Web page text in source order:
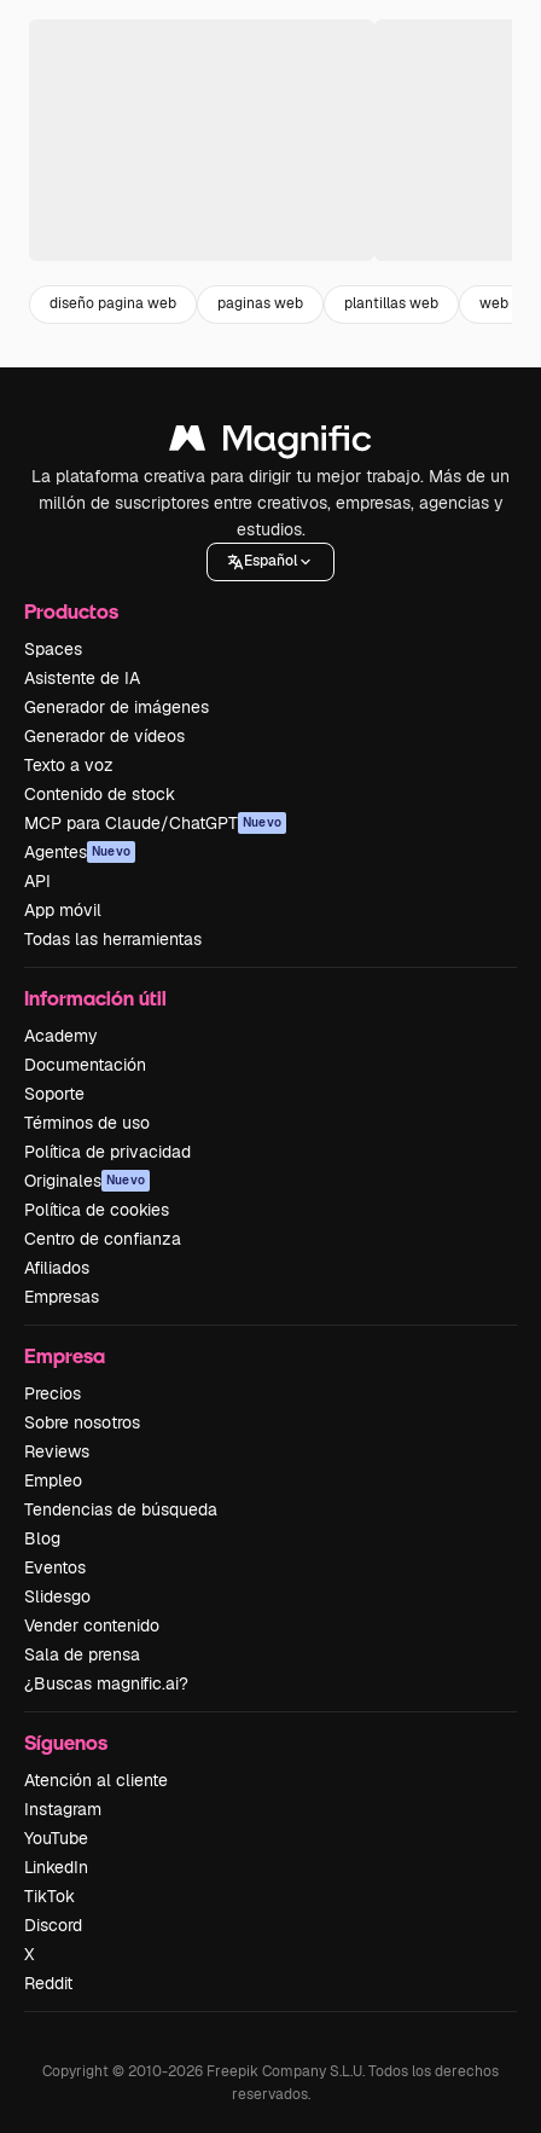
diseño pagina web paginas web plantillas web web
La plataforma creativa para dirigir tu mejor trabajo. Más de un
millón de suscriptores entre creativos, empresas, agencias y
estudios.
Español
Productos
Spaces
Asistente de IA
Generador de imágenes
Generador de vídeos
Texto a voz
Contenido de stock
MCP para Claude/ChatGPT Nuevo
Agentes Nuevo
API
App móvil
Todas las herramientas
Información útil
Academy
Documentación
Soporte
Términos de uso
Política de privacidad
Originales Nuevo
Política de cookies
Centro de confianza
Afiliados
Empresas
Empresa
Precios
Sobre nosotros
Reviews
Empleo
Tendencias de búsqueda
Blog
Eventos
Slidesgo
Vender contenido
Sala de prensa
¿Buscas magnific.ai?
Síguenos
Atención al cliente
Instagram
YouTube
LinkedIn
TikTok
Discord
X
Reddit
Copyright © 2010-2026 Freepik Company S.L.U.Todos los derechos
reservados.